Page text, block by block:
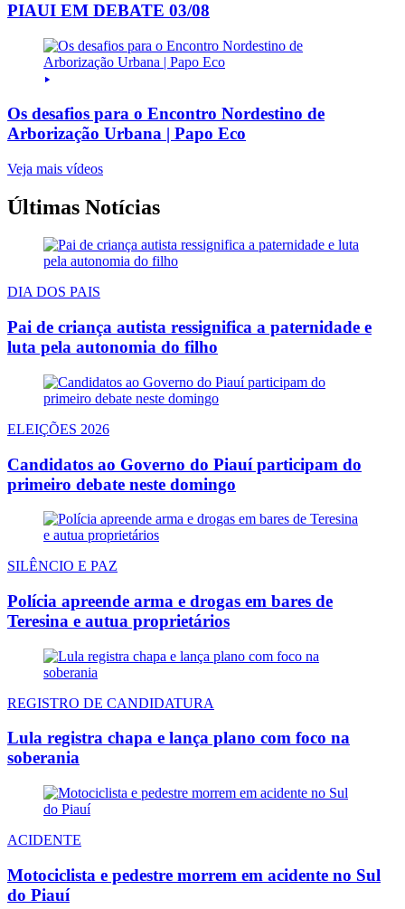
PIAUI EM DEBATE 03/08
Os desafios para o Encontro Nordestino de
Arborização Urbana | Papo Eco
Veja mais vídeos
Últimas Notícias
DIA DOS PAIS
Pai de criança autista ressignifica a paternidade e
luta pela autonomia do filho
ELEIÇÕES 2026
Candidatos ao Governo do Piauí participam do
primeiro debate neste domingo
SILÊNCIO E PAZ
Polícia apreende arma e drogas em bares de
Teresina e autua proprietários
REGISTRO DE CANDIDATURA
Lula registra chapa e lança plano com foco na
soberania
ACIDENTE
Motociclista e pedestre morrem em acidente no Sul
do Piauí